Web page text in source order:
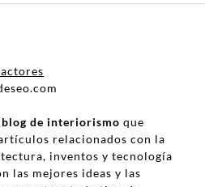
blog de interiorismo que
relacionados con la
inventos y tecnología
las mejores ideas y las